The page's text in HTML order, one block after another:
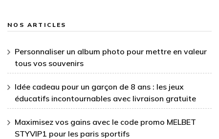
NOS ARTICLES
Personnaliser un album photo pour mettre en valeur
tous vos souvenirs
Idée cadeau pour un garçon de 8 ans : les jeux
éducatifs incontournables avec livraison gratuite
Maximisez vos gains avec le code promo MELBET
STYVIP1 pour les paris sportifs